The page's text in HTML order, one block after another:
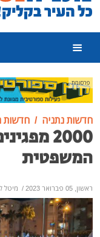
פרסומת
חדשות נתניה חדשות
2000
המשפטית
ראשון, 05 פברואר 2023 / מיטל